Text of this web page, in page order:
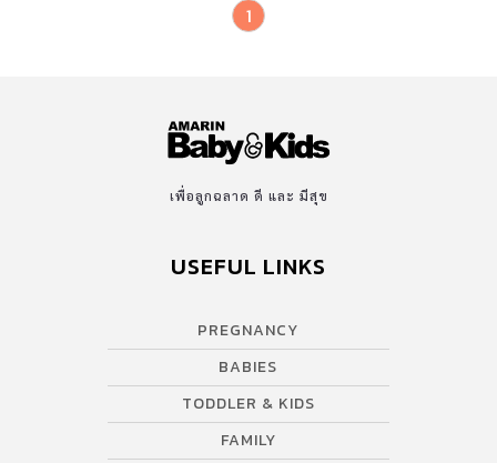
1
เพื่อลูกฉลาด ดี และ มีสุข
USEFUL LINKS
PREGNANCY
BABIES
TODDLER & KIDS
FAMILY